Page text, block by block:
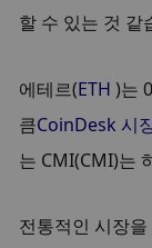
할 수 있는 것 같
에테르(ETH )는
큼CoinDesk 시
는 CMI(CMI)는
전통적인 시장